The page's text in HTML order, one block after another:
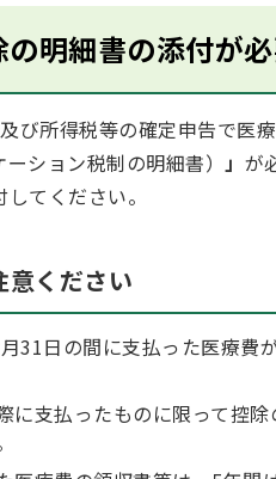
の明細書の添付が
び所得税等の確定申告で医
ーション税制の明細書）」 が
てください。
意ください
31日の間に支払った医療費
に支払ったものに限って控